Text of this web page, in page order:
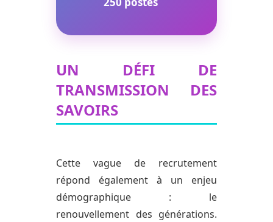
UN DÉFI DE
TRANSMISSION DES
SAVOIRS
Cette vague de recrutement
répond également à un enjeu
démographique : le
renouvellement des générations.